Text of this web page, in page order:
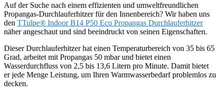
Auf der Suche nach einem effizienten und umweltfreundlichen
Propangas-Durchlauferhitzer für den Innenbereich? Wir haben uns
den TTulpe® Indoor B14 P50 Eco Propangas Durchlauferhitzer
näher angeschaut und sind beeindruckt von seinen Eigenschaften.
Dieser Durchlauferhitzer hat einen Temperaturbereich von 35 bis 65
Grad, arbeitet mit Propangas 50 mbar und bietet einen
Wasserdurchfluss von 2,5 bis 13,6 Litern pro Minute. Damit bietet
er jede Menge Leistung, um Ihren Warmwasserbedarf problemlos zu
decken.